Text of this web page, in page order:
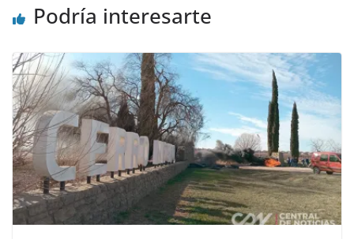
Podría interesarte